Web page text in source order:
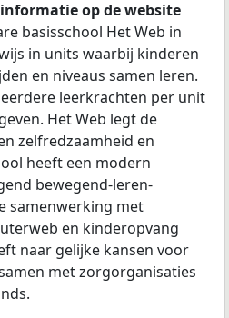
op de website
basisschool Het Web in
in units waarbij kinderen
en niveaus samen leren.
leerkrachten per unit
Het Web legt de
zelfredzaamheid en
heeft een modern
bewegend-leren-
samenwerking met
en kinderopvang
naar gelijke kansen voor
met zorgorganisaties